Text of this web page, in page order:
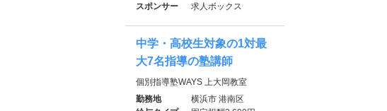
スポンサー
求人ボックス
中学・高校生対象の1対最
大7名指導の塾講師
個別指導塾WAYS 上大岡教室
勤務地
横浜市 港南区